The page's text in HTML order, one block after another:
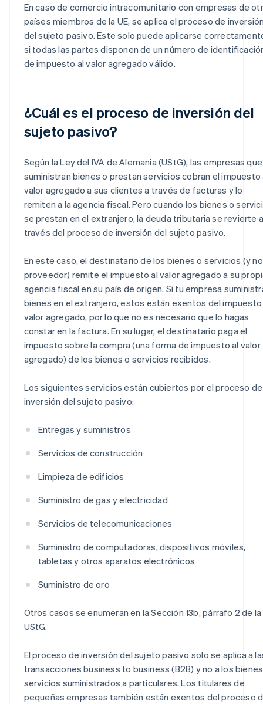
En caso de comercio intracomunitario con empresas de
países miembros de la UE, se aplica el proceso de
del sujeto pasivo. Este solo puede aplicarse
si todas las partes disponen de un número de
de impuesto al valor agregado válido.
¿Cuál es el proceso de inversión del
sujeto pasivo?
Según la Ley del IVA de Alemania (UStG), las empresas que
suministran bienes o prestan servicios cobran el impuesto
valor agregado a sus clientes a través de facturas y lo
remiten a la agencia fiscal. Pero cuando los bienes o
se prestan en el extranjero, la deuda tributaria se revierte a
través del proceso de inversión del sujeto pasivo.
En este caso, el destinatario de los bienes o servicios (y
proveedor) remite el impuesto al valor agregado a su
agencia fiscal en su país de origen. Si tu empresa
bienes en el extranjero, estos están exentos del impuesto
valor agregado, por lo que no es necesario que lo hagas
constar en la factura. En su lugar, el destinatario paga el
impuesto sobre la compra (una forma de impuesto al valor
agregado) de los bienes o servicios recibidos.
Los siguientes servicios están cubiertos por el proceso de
inversión del sujeto pasivo:
Entregas y suministros
Servicios de construcción
Limpieza de edificios
Suministro de gas y electricidad
Servicios de telecomunicaciones
Suministro de computadoras, dispositivos móviles,
tabletas y otros aparatos electrónicos
Suministro de oro
Otros casos se enumeran en la Sección 13b, párrafo 2 de la
UStG.
El proceso de inversión del sujeto pasivo solo se aplica a
transacciones business to business (B2B) y no a los
servicios suministrados a particulares. Los titulares de
pequeñas empresas también están exentos del proceso